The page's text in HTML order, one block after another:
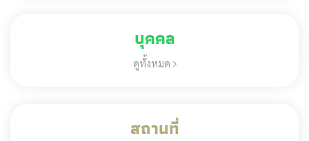
บุคคล
ดูทั้งหมด
สถานที่